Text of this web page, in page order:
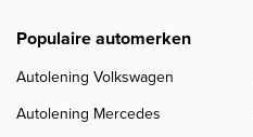
Populaire automerken
Autolening Volkswagen
Autolening Mercedes